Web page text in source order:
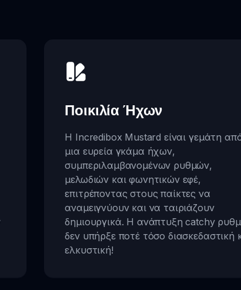
Ποικιλία Ήχων
Η Incredibox Mustard είναι γεμάτη
μια ευρεία γκάμα ήχων,
συμπεριλαμβανομένων ρυθμών,
μελωδιών και φωνητικών εφέ,
επιτρέποντας στους παίκτες να
αναμειγνύουν και να ταιριάζουν
δημιουργικά. Η ανάπτυξη catchy
δεν υπήρξε ποτέ τόσο διασκεδαστική
ελκυστική!